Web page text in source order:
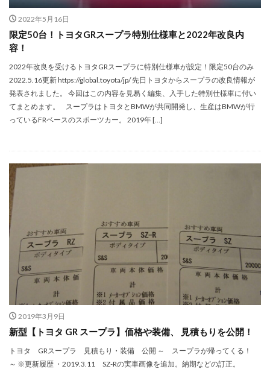
2022年5月16日
限定50台！トヨタGRスープラ特別仕様車と2022年改良内
容！
2022年改良を受けるトヨタGRスープラに特別仕様車が設定！限定50台のみ
2022.5.16更新 https://global.toyota/jp/ 先日トヨタからスープラの改良情報が
発表されました。 今回はこの内容を見易く編集、入手した特別仕様車に付い
てまとめます。 スープラはトヨタとBMWが共同開発し、生産はBMWが行
っているFRベースのスポーツカー。 2019年 […]
2019年3月9日
新型【トヨタ GR スープラ】価格や装備、 見積もりを公開！
トヨタ GRスープラ 見積もり・装備 公開 ～ スープラが帰ってくる！
～ ※更新履歴 ・2019.3.11 SZ-Rの実車画像を追加。納期などの訂正。